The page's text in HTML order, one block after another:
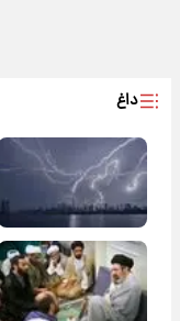
داغ